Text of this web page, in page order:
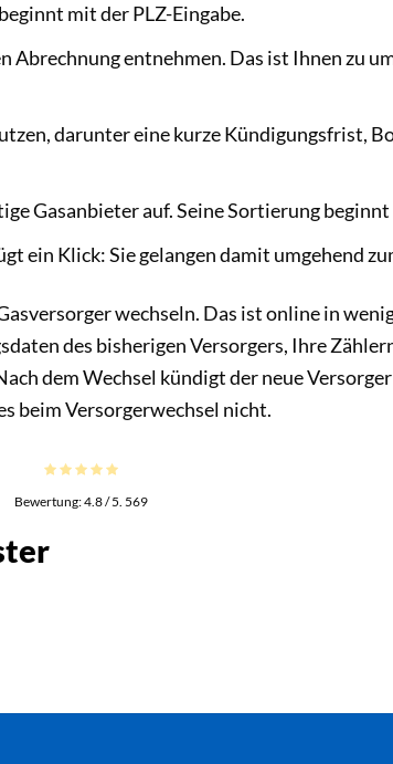
mit der PLZ-Eingabe.
entnehmen. Das ist Ihnen zu
darunter eine kurze Kündigungsfrist,
Gasanbieter auf. Seine Sortierung
ein Klick: Sie gelangen damit umgehend
wechseln. Das ist online in
des bisherigen Versorgers, Ihre
dem Wechsel kündigt der neue
beim Versorgerwechsel nicht.
Bewertung:4.8/ 5. 569